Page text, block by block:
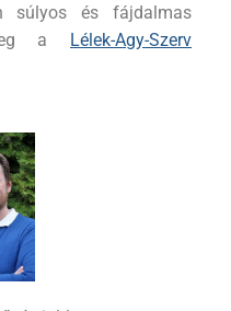
súlyos és fájdalmas
a Lélek-Agy-Szerv